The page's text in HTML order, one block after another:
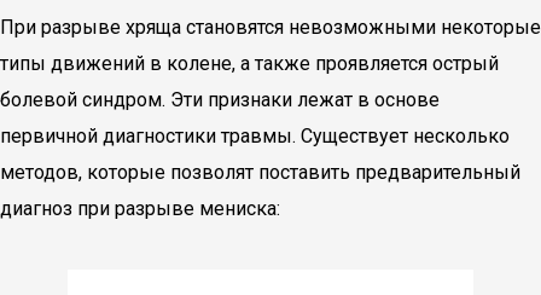
При разрыве хряща становятся невозможными некоторые
типы движений в колене, а также проявляется острый
болевой синдром. Эти признаки лежат в основе
первичной диагностики травмы. Существует несколько
методов, которые позволят поставить предварительный
диагноз при разрыве мениска: